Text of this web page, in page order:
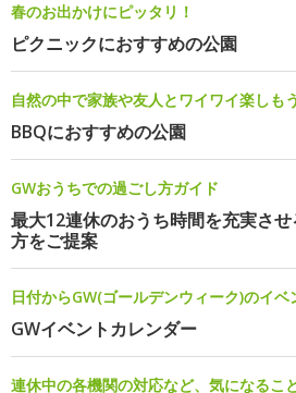
春のお出かけにピッタリ！
ピクニックにおすすめの公園
自然の中で家族や友人とワイワイ楽しも
BBQにおすすめの公園
GWおうちでの過ごし方ガイド
最大12連休のおうち時間を充実さ
方をご提案
日付からGW(ゴールデンウィーク)のイベ
GWイベントカレンダー
連休中の各機関の対応など、気になるこ